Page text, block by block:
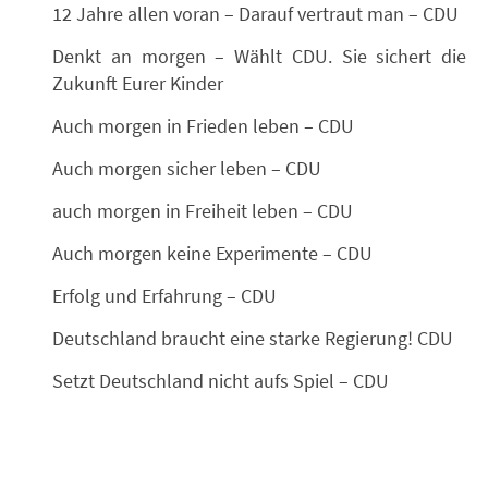
12 Jahre allen voran – Darauf vertraut man – CDU
Denkt an morgen – Wählt CDU. Sie sichert die
Zukunft Eurer Kinder
Auch morgen in Frieden leben – CDU
Auch morgen sicher leben – CDU
auch morgen in Freiheit leben – CDU
Auch morgen keine Experimente – CDU
Erfolg und Erfahrung – CDU
Deutschland braucht eine starke Regierung! CDU
Setzt Deutschland nicht aufs Spiel – CDU